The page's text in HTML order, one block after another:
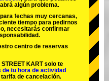
algún problema.
fechas muy cercanas,
tiempo para pedirnos
necesitarás confirmar
centro de reservas
KART solo te
de tu hora de actividad
de cancelación.